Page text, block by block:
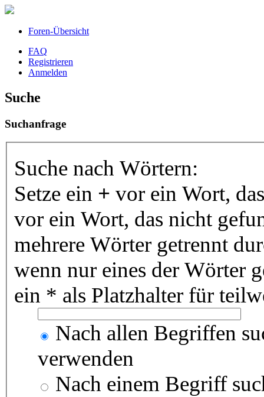
Foren-Übersicht
FAQ
Registrieren
Anmelden
Suche
Suchanfrage
Suche nach Wörtern:
Setze ein + vor ein Wort,
vor ein Wort, das nicht
mehrere Wörter getrennt
wenn nur eines der Wörter
ein * als Platzhalter für
Nach allen Begriffen
verwenden
Nach einem Begriff